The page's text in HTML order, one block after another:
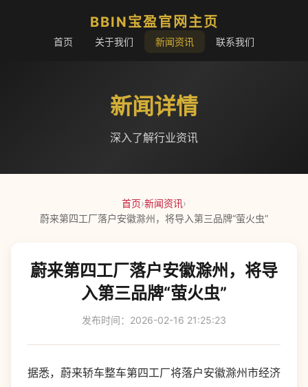
BBIN宝盈官网主页
首页 关于我们 新闻资讯 联系我们
新闻详情
深入了解行业资讯
首页›新闻资讯›
蔚来第四工厂落户安徽滁州，将导入第三品牌“萤火虫”
蔚来第四工厂落户安徽滁州，将导
入第三品牌“萤火虫”
发布时间：2026-02-16 21:25:23
据悉，蔚来轿车整车第四工厂将落户安徽滁州市经济